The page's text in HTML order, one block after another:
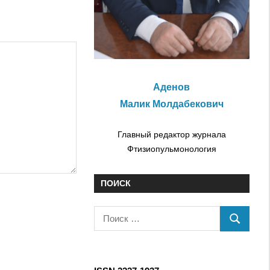
Аденов
Малик Молдабекович
Главный редактор журнала
Фтизиопульмонология
ПОИСК
о